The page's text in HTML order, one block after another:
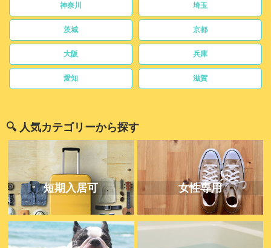
神奈川 埼玉
茨城 京都
大阪 兵庫
愛知 滋賀
🔍 人気カテゴリーから探す
短期入居可 女性専用